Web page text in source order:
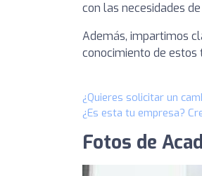
con las necesidades
Además, impartimos
conocimiento de
¿Quieres solicitar un
¿Es esta tu empresa?
Fotos de